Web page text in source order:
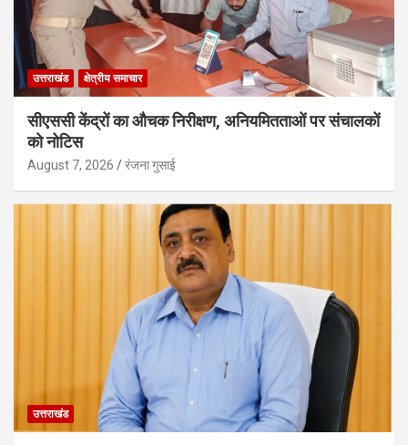
उत्तराखंड क्षेत्रीय समाचार
सीएससी केंद्रों का औचक निरीक्षण, अनियमितताओं पर संचालकों
को नोटिस
August 7, 2026 रंजना गुसाई
उत्तराखंड